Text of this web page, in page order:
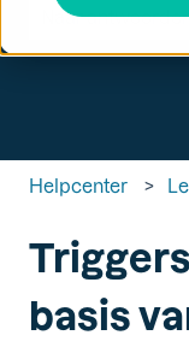
Er zijn geen
Helpcenter
basis